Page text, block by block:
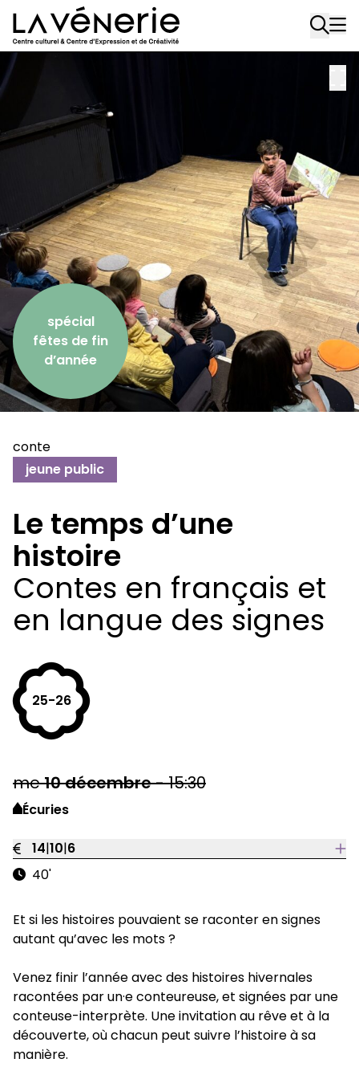
Aller au contenu principal
spécial
fêtes de fin
d’année
conte
jeune public
Le temps d’une
histoire
Contes en français et
en langue des signes
25-26
me10décembre-15:30
Écuries
14|10|6
40'
Et si les histoires pouvaient se raconter en signes
autant qu’avec les mots ?
Venez finir l’année avec des histoires hivernales
racontées par un·e conteureuse, et signées par une
conteuse-interprète. Une invitation au rêve et à la
découverte, où chacun peut suivre l’histoire à sa
manière.